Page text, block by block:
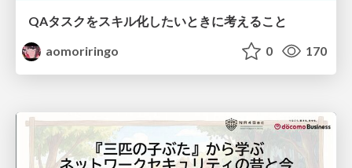
QAタスクをスキル化したいときに考えること
aomoriringo
0 170